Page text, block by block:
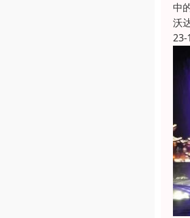
中
沃
23-